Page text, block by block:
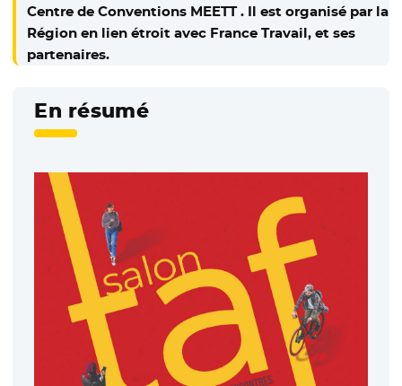
Centre de Conventions MEETT . Il est organisé par la
Région en lien étroit avec France Travail, et ses
partenaires.
En résumé